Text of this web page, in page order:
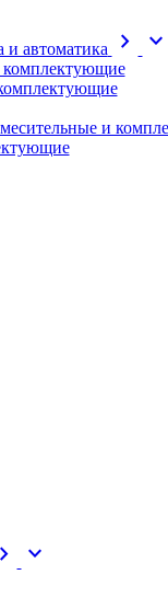
и автоматика
chevron_right expand_more
и
chevron_right expand_more